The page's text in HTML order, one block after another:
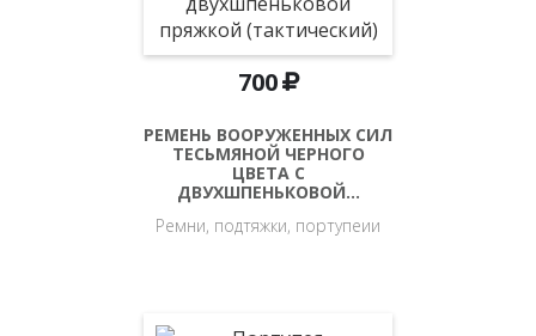
700
РЕМЕНЬ ВООРУЖЕННЫХ СИЛ
ТЕСЬМЯНОЙ ЧЕРНОГО
ЦВЕТА С
ДВУХШПЕНЬКОВОЙ…
Ремни, подтяжки, портупеии